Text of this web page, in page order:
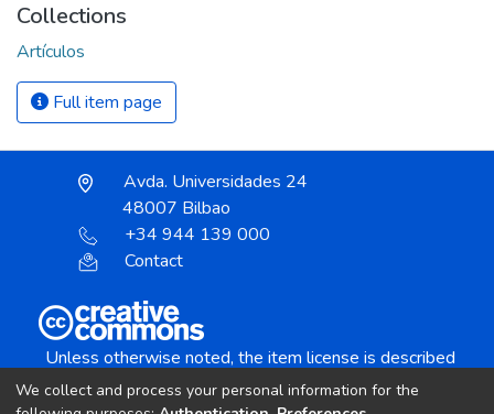
Collections
Artículos
Full item page
Avda. Universidades 24
48007 Bilbao
+34 944 139 000
Contact
Unless otherwise noted, the item license is described
We collect and process your personal information for the